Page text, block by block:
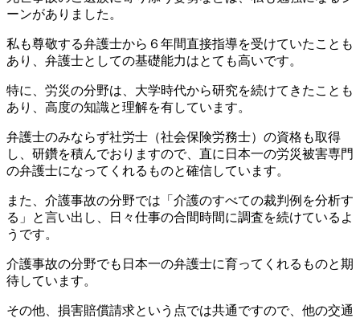
ーンがありました。
私も尊敬する弁護士から６年間直接指導を受けていたことも
あり、弁護士としての基礎能力はとても高いです。
特に、労災の分野は、大学時代から研究を続けてきたことも
あり、高度の知識と理解を有しています。
弁護士のみならず社労士（社会保険労務士）の資格も取得
し、研鑽を積んでおりますので、直に日本一の労災被害専門
の弁護士になってくれるものと確信しています。
また、介護事故の分野では「介護のすべての裁判例を分析す
る」と言い出し、日々仕事の合間時間に調査を続けているよ
うです。
介護事故の分野でも日本一の弁護士に育ってくれるものと期
待しています。
その他、損害賠償請求という点では共通ですので、他の交通